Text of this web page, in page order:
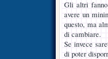
Gli altri fanno
avere un
questo, ma
di cambiare.
Se invece
di poter